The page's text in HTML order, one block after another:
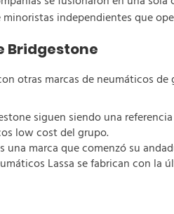
independientes que
Bridgestone
otras marcas de neumáticos
siguen siendo una
low cost del grupo.
una marca que comenzó su
Lassa se fabrican con